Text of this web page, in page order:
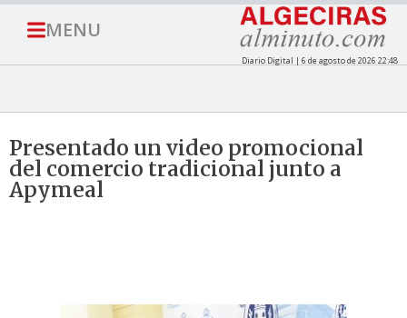
MENU
Diario Digital | 6 de agosto de 2026 22:48
Presentado un video promocional
del comercio tradicional junto a
Apymeal